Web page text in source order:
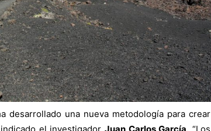
desarrollado una nueva metodología para crear
el investigador Juan Carlos García. “Los